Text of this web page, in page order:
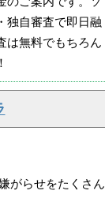
独自審査で即日融
は無料でもちろん
がらせをたくさん